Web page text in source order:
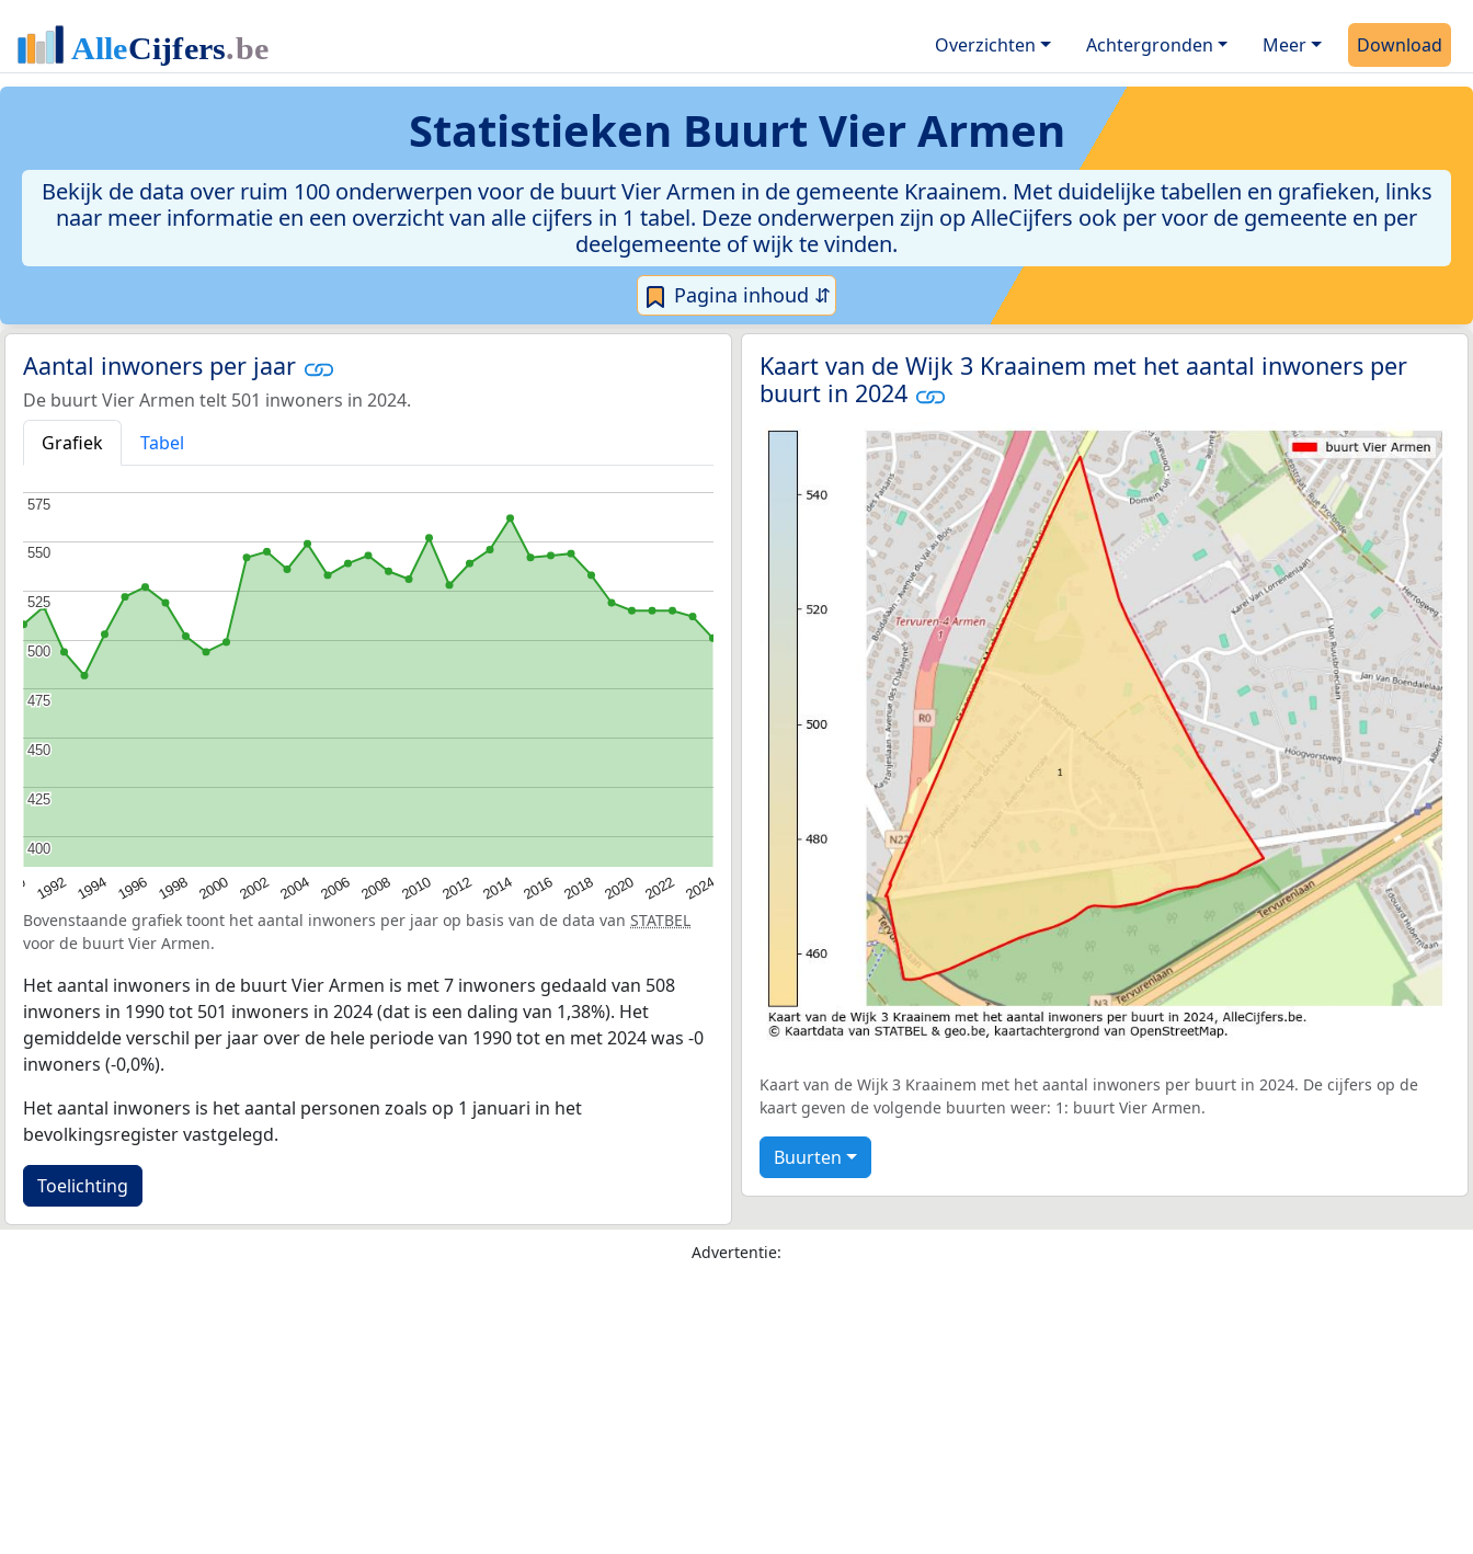
Overzichten Achtergronden Meer Download
Statistieken Buurt Vier Armen
Bekijk de data over ruim 100 onderwerpen voor de buurt Vier Armen in de gemeente Kraainem. Met duidelijke tabellen en grafieken, links
naar meer informatie en een overzicht van alle cijfers in 1 tabel. Deze onderwerpen zijn op AlleCijfers ook per voor de gemeente en per
deelgemeente of wijk te vinden.
Pagina inhoud ⇵
Aantal inwoners per jaar
De buurt Vier Armen telt 501 inwoners in 2024.
Grafiek
Tabel
1992 1994 1996 1998 2000 2002 2004 2006 2008 2010 2012 2014 2016 2018 2020 2022 2024
400
400
425
425
450
450
475
475
500
500
525
525
550
550
575
575
Bovenstaande grafiek toont het aantal inwoners per jaar op basis van de data van STATBEL
voor de buurt Vier Armen.
Het aantal inwoners in de buurt Vier Armen is met 7 inwoners gedaald van 508
inwoners in 1990 tot 501 inwoners in 2024 (dat is een daling van 1,38%). Het
gemiddelde verschil per jaar over de hele periode van 1990 tot en met 2024 was -0
inwoners (-0,0%).
Het aantal inwoners is het aantal personen zoals op 1 januari in het
bevolkingsregister vastgelegd.
Toelichting
Kaart van de Wijk 3 Kraainem met het aantal inwoners per
buurt in 2024
Kaart van de Wijk 3 Kraainem met het aantal inwoners per buurt in 2024. De cijfers op de
kaart geven de volgende buurten weer: 1: buurt Vier Armen.
Buurten
Advertentie: